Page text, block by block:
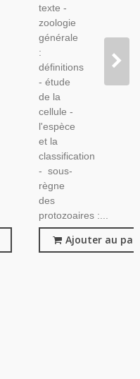
texte -
zoologie
générale
:
définitions
- étude
de la
cellule -
l'espèce
et la
classification
- sous-
règne
des
protozoaires :...
Ajouter au